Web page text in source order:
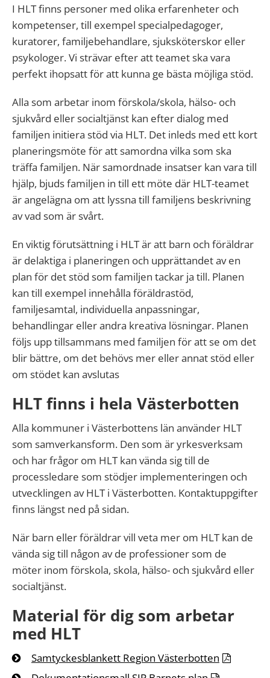
I HLT finns personer med olika erfarenheter och
kompetenser, till exempel specialpedagoger,
kuratorer, familjebehandlare, sjuksköterskor eller
psykologer. Vi strävar efter att teamet ska vara
perfekt ihopsatt för att kunna ge bästa möjliga stöd.
Alla som arbetar inom förskola/skola, hälso- och
sjukvård eller socialtjänst kan efter dialog med
familjen initiera stöd via HLT. Det inleds med ett kort
planeringsmöte för att samordna vilka som ska
träffa familjen. När samordnade insatser kan vara till
hjälp, bjuds familjen in till ett möte där HLT-teamet
är angelägna om att lyssna till familjens beskrivning
av vad som är svårt.
En viktig förutsättning i HLT är att barn och föräldrar
är delaktiga i planeringen och upprättandet av en
plan för det stöd som familjen tackar ja till. Planen
kan till exempel innehålla föräldrastöd,
familjesamtal, individuella anpassningar,
behandlingar eller andra kreativa lösningar. Planen
följs upp tillsammans med familjen för att se om det
blir bättre, om det behövs mer eller annat stöd eller
om stödet kan avslutas
HLT finns i hela Västerbotten
Alla kommuner i Västerbottens län använder HLT
som samverkansform. Den som är yrkesverksam
och har frågor om HLT kan vända sig till de
processledare som stödjer implementeringen och
utvecklingen av HLT i Västerbotten. Kontaktuppgifter
finns längst ned på sidan.
När barn eller föräldrar vill veta mer om HLT kan de
vända sig till någon av de professioner som de
möter inom förskola, skola, hälso- och sjukvård eller
socialtjänst.
Material för dig som arbetar
med HLT
Samtyckesblankett Region Västerbotten